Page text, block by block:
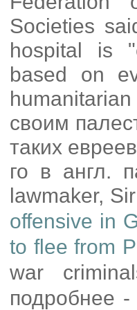
Societies
hospital is
based on
своим
таких
го в англ.
lawmaker,
offensive in
to flee from
war
подробнее